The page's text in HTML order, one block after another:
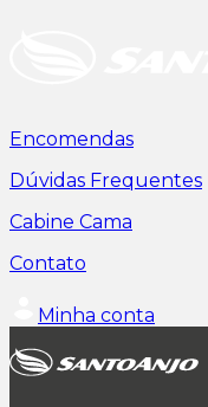
Encomendas
Dúvidas Frequentes
Cabine Cama
Contato
Minha conta